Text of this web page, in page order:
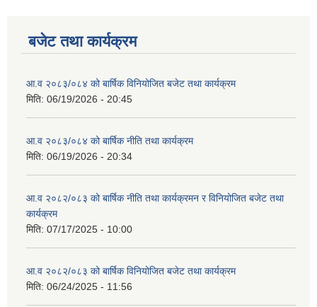
बजेट तथा कार्यक्रम
आ.व २०८३/०८४ को बार्षिक विनियोजित बजेट तथा कार्यक्रम
मिति: 06/19/2026 - 20:45
आ.व २०८३/०८४ को बार्षिक नीति तथा कार्यक्रम
मिति: 06/19/2026 - 20:34
आ.व २०८२/०८३ को बार्षिक नीति तथा कार्यक्रमन र विनियोजित बजेट तथा
कार्यक्रम
मिति: 07/17/2025 - 10:00
आ.व २०८२/०८३ को बार्षिक विनियोजित बजेट तथा कार्यक्रम
मिति: 06/24/2025 - 11:56